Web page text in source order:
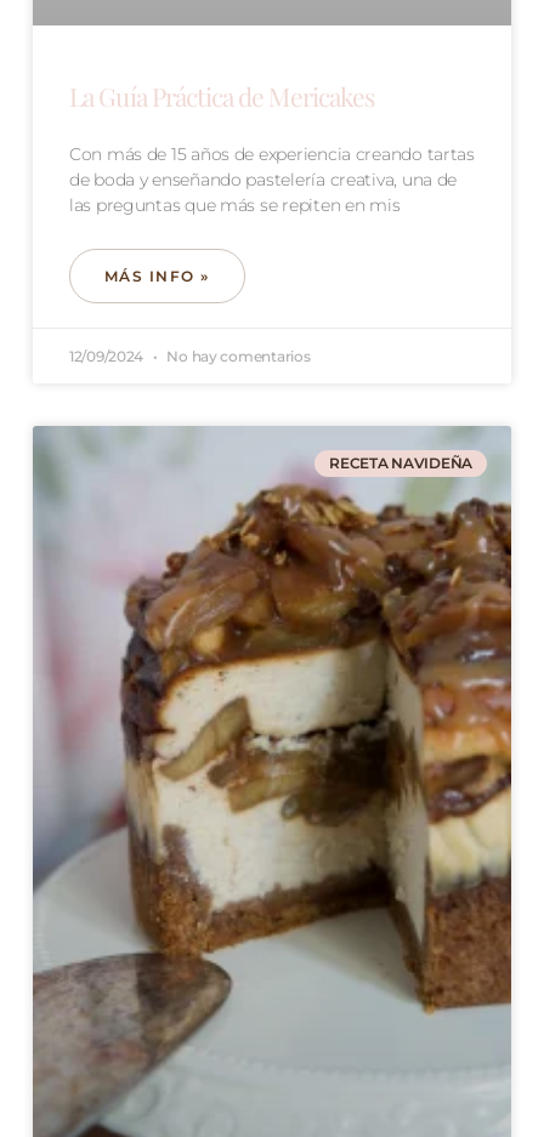
La Guía Práctica de Mericakes
Con más de 15 años de experiencia creando tartas
de boda y enseñando pastelería creativa, una de
las preguntas que más se repiten en mis
MÁS INFO »
12/09/2024 No hay comentarios
RECETA NAVIDEÑA